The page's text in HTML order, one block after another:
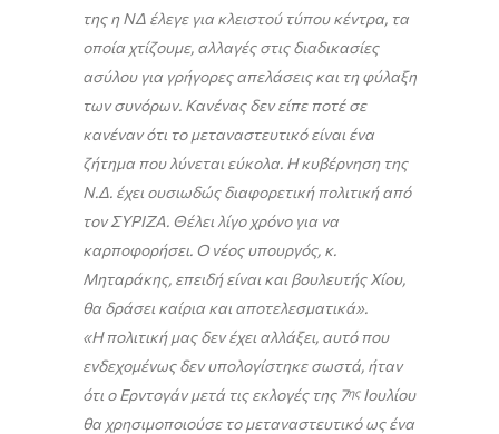
της η ΝΔ έλεγε για κλειστού τύπου κέντρα, τα
οποία χτίζουμε, αλλαγές στις διαδικασίες
ασύλου για γρήγορες απελάσεις και τη φύλαξη
των συνόρων. Κανένας δεν είπε ποτέ σε
κανέναν ότι το μεταναστευτικό είναι ένα
ζήτημα που λύνεται εύκολα. Η κυβέρνηση της
Ν.Δ. έχει ουσιωδώς διαφορετική πολιτική από
τον ΣΥΡΙΖΑ. Θέλει λίγο χρόνο για να
καρποφορήσει. Ο νέος υπουργός, κ.
Μηταράκης, επειδή είναι και βουλευτής Χίου,
θα δράσει καίρια και αποτελεσματικά».
«Η πολιτική μας δεν έχει αλλάξει, αυτό που
ενδεχομένως δεν υπολογίστηκε σωστά, ήταν
ότι ο Ερντογάν μετά τις εκλογές της 7ηςΙουλίου
θα χρησιμοποιούσε το μεταναστευτικό ως ένα